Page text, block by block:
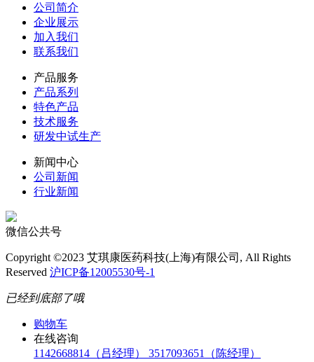
公司简介
企业展示
加入我们
联系我们
产品服务
产品系列
特色产品
技术服务
研发中试生产
新闻中心
公司新闻
行业新闻
微信公共号
Copyright ©2023 艾琪康医药科技(上海)有限公司, All Rights
Reserved 沪ICP备12005530号-1
已经到底部了哦
购物车
在线咨询
1142668814（吕经理） 3517093651（陈经理）